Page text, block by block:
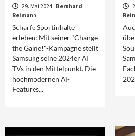
29. Mai 2024 Bernhard
Reimann
Scharfe Sportinhalte
erleben: Mit seiner "Change
the Game!"-Kampagne stellt
Samsung seine 2024er AI
TVs in den Mittelpunkt. Die
hochmodernen AI-
Features...